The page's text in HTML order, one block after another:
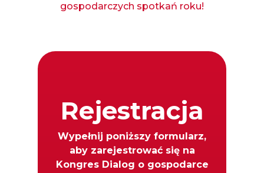
gospodarczych spotkań roku!
Rejestracja
Wypełnij poniższy formularz,
aby zarejestrować się na
Kongres Dialog o gospodarce